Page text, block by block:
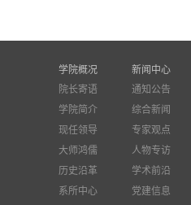
学院概况
院长寄语
学院简介
现任领导
大师鸿儒
历史沿革
系所中心
新闻中心
通知公告
综合新闻
专家观点
人物专访
学术前沿
党建信息